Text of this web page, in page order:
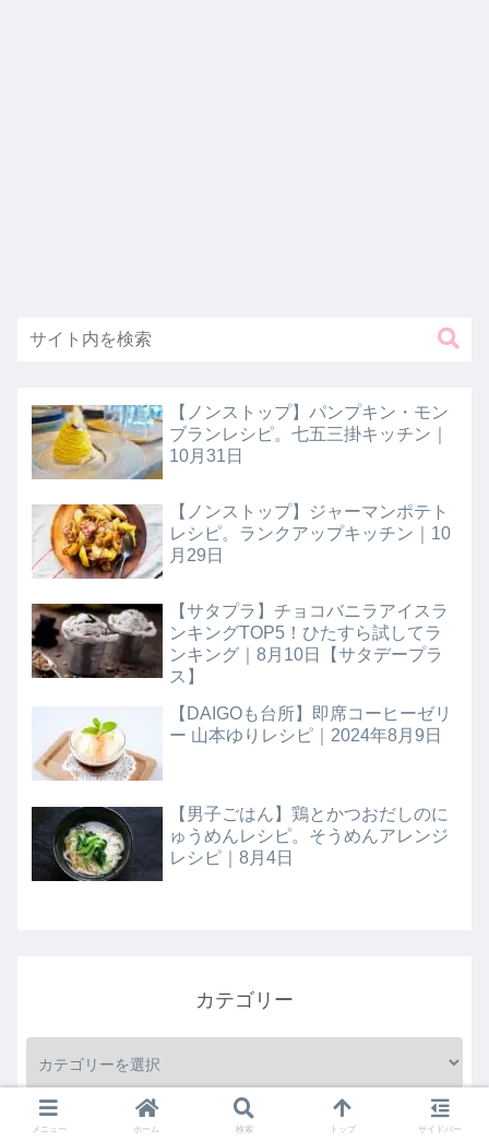
【ノンストップ】パンプキン・モン
ブランレシピ。七五三掛キッチン｜
10月31日
【ノンストップ】ジャーマンポテト
レシピ。ランクアップキッチン｜10
月29日
【サタプラ】チョコバニラアイスラ
ンキングTOP5！ひたすら試してラ
ンキング｜8月10日【サタデープラ
ス】
【DAIGOも台所】即席コーヒーゼリ
ー 山本ゆりレシピ｜2024年8月9日
【男子ごはん】鶏とかつおだしのに
ゅうめんレシピ。そうめんアレンジ
レシピ｜8月4日
カテゴリー
メニュー ホーム 検索 トップ サイドバー